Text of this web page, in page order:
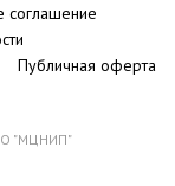
соглашение
Публичная оферта
"МЦНИП"